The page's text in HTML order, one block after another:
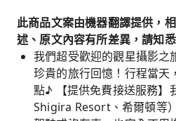
此商品文案由機器翻譯提供，
述、原文內容有所差異，請知悉
我們超受歡迎的觀星攝影之
珍貴的旅行回憶！行程當天
點♪ 【提供免費接送服務】
Shigira Resort、希爾頓等